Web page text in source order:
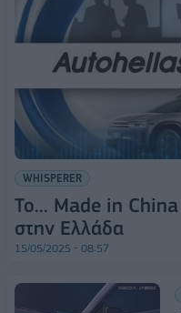
WHISPERER
Το... Made in China
στην Ελλάδα
15/05/2025 - 08:57